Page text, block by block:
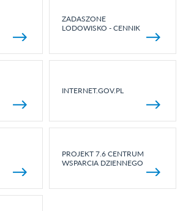
ZADASZONE
LODOWISKO - CENNIK
INTERNET.GOV.PL
PROJEKT 7.6 CENTRUM
WSPARCIA DZIENNEGO